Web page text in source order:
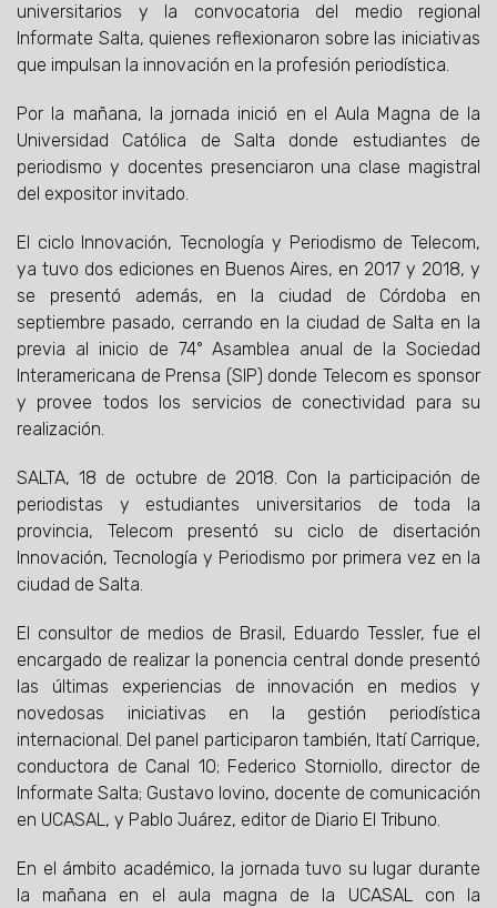
universitarios y la convocatoria del medio regional
Informate Salta, quienes reflexionaron sobre las iniciativas
que impulsan la innovación en la profesión periodística.
Por la mañana, la jornada inició en el Aula Magna de la
Universidad Católica de Salta donde estudiantes de
periodismo y docentes presenciaron una clase magistral
del expositor invitado.
El ciclo Innovación, Tecnología y Periodismo de Telecom,
ya tuvo dos ediciones en Buenos Aires, en 2017 y 2018, y
se presentó además, en la ciudad de Córdoba en
septiembre pasado, cerrando en la ciudad de Salta en la
previa al inicio de 74° Asamblea anual de la Sociedad
Interamericana de Prensa (SIP) donde Telecom es sponsor
y provee todos los servicios de conectividad para su
realización.
SALTA, 18 de octubre de 2018. Con la participación de
periodistas y estudiantes universitarios de toda la
provincia, Telecom presentó su ciclo de disertación
Innovación, Tecnología y Periodismo por primera vez en la
ciudad de Salta.
El consultor de medios de Brasil, Eduardo Tessler, fue el
encargado de realizar la ponencia central donde presentó
las últimas experiencias de innovación en medios y
novedosas iniciativas en la gestión periodística
internacional. Del panel participaron también, Itatí Carrique,
conductora de Canal 10; Federico Storniollo, director de
Informate Salta; Gustavo Iovino, docente de comunicación
en UCASAL, y Pablo Juárez, editor de Diario El Tribuno.
En el ámbito académico, la jornada tuvo su lugar durante
la mañana en el aula magna de la UCASAL con la